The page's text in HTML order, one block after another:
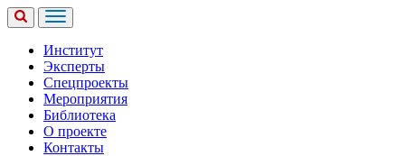
Институт
Эксперты
Спецпроекты
Мероприятия
Библиотека
О проекте
Контакты